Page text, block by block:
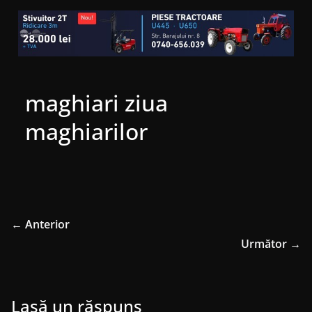
maghiari ziua
maghiarilor
← Anterior
Următor →
Lasă un răspuns